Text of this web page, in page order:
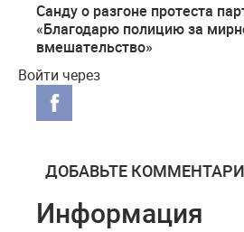
Санду о разгоне протеста
«Благодарю полицию за
вмешательство»
Войти через
ДОБАВЬТЕ
Информация